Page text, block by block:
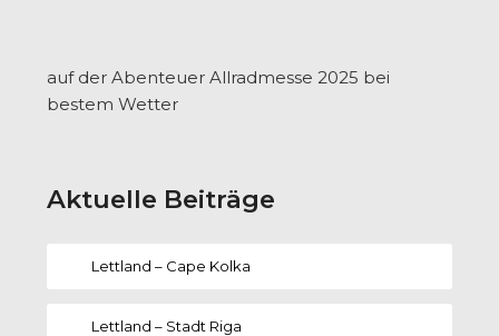
auf der Abenteuer Allradmesse 2025 bei
bestem Wetter
Aktuelle Beiträge
Lettland – Cape Kolka
Lettland – Stadt Riga